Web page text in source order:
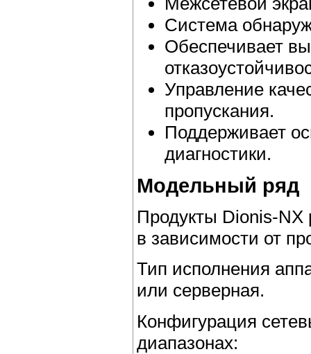
Система
Обеспечивает
Управление
пропускания.
Поддерживает
диагностики.
Модельный ряд
Продукты Dionis-
в зависимости от
Тип исполнения
или серверная.
Конфигурация
диапазонах: